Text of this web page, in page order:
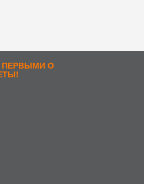
ПЕРВЫМИ О
тип и версия Браузера; тип
открывает и на какие
Если вы не хотите, чтобы